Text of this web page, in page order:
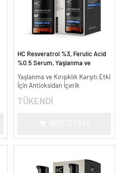
HC Resveratrol %3, Ferulic Acid
%0.5 Serum, Yaşlanma ve
Yaşlanma ve Kırışıklık Karşıtı Etki
İçin Antioksidan İçerik
TÜKENDİ